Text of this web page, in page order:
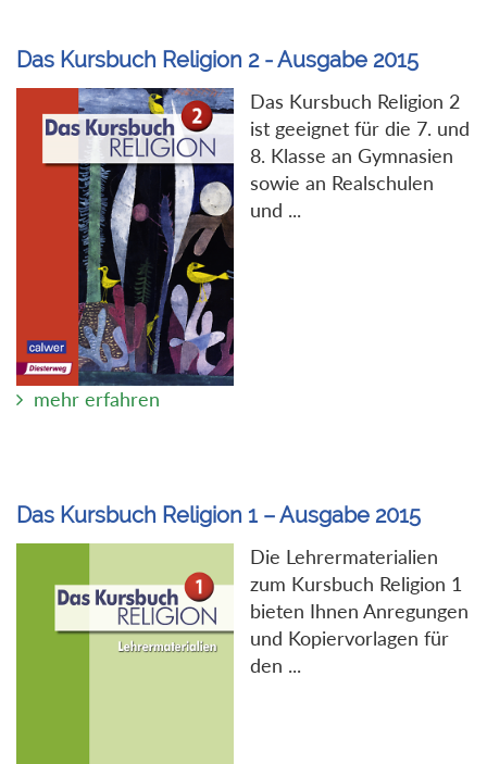
Das Kursbuch Religion 2 - Ausgabe 2015
Das Kursbuch Religion 2
ist geeignet für die 7. und
8. Klasse an Gymnasien
sowie an Realschulen
und ...
mehr erfahren
Das Kursbuch Religion 1 – Ausgabe 2015
Die Lehrermaterialien
zum Kursbuch Religion 1
bieten Ihnen Anregungen
und Kopiervorlagen für
den ...